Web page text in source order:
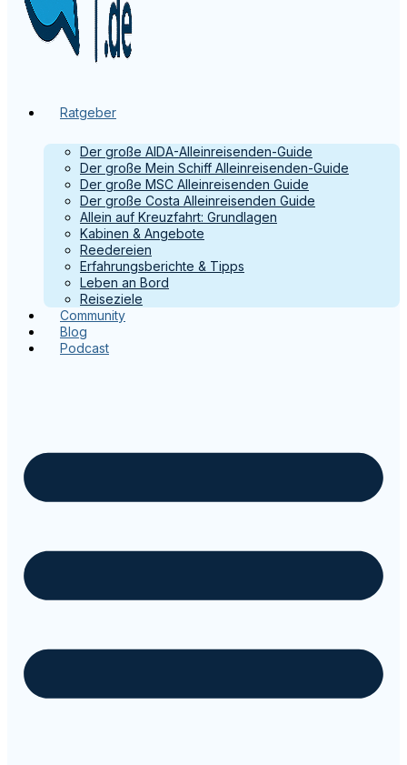
Ratgeber
Der große AIDA-Alleinreisenden-Guide
Der große Mein Schiff Alleinreisenden-Guide
Der große MSC Alleinreisenden Guide
Der große Costa Alleinreisenden Guide
Allein auf Kreuzfahrt: Grundlagen
Kabinen & Angebote
Reedereien
Erfahrungsberichte & Tipps
Leben an Bord
Reiseziele
Community
Blog
Podcast